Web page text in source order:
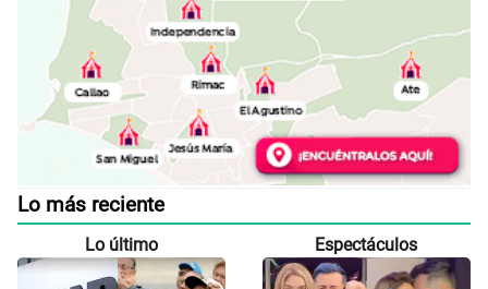
Lo más reciente
Lo último Espectáculos